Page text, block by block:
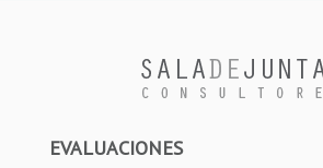
EVALUACIONES